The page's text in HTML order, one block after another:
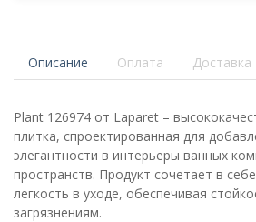
Описание Оплата Доставка
Plant 126974 от Laparet –
плитка, спроектированная для
элегантности в интерьеры ванных
пространств. Продукт сочетает в
легкость в уходе, обеспечивая
загрязнениям.